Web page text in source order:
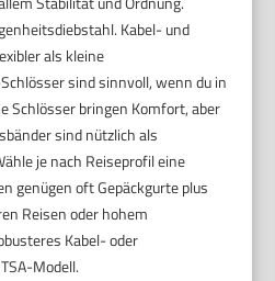
Kabel- und
als kleine
sind sinnvoll, wenn du in
Schlösser bringen Komfort, aber
sind nützlich als
je nach Reiseprofil eine
genügen oft Gepäckgurte plus
Reisen oder hohem
Kabel- oder
Modell.